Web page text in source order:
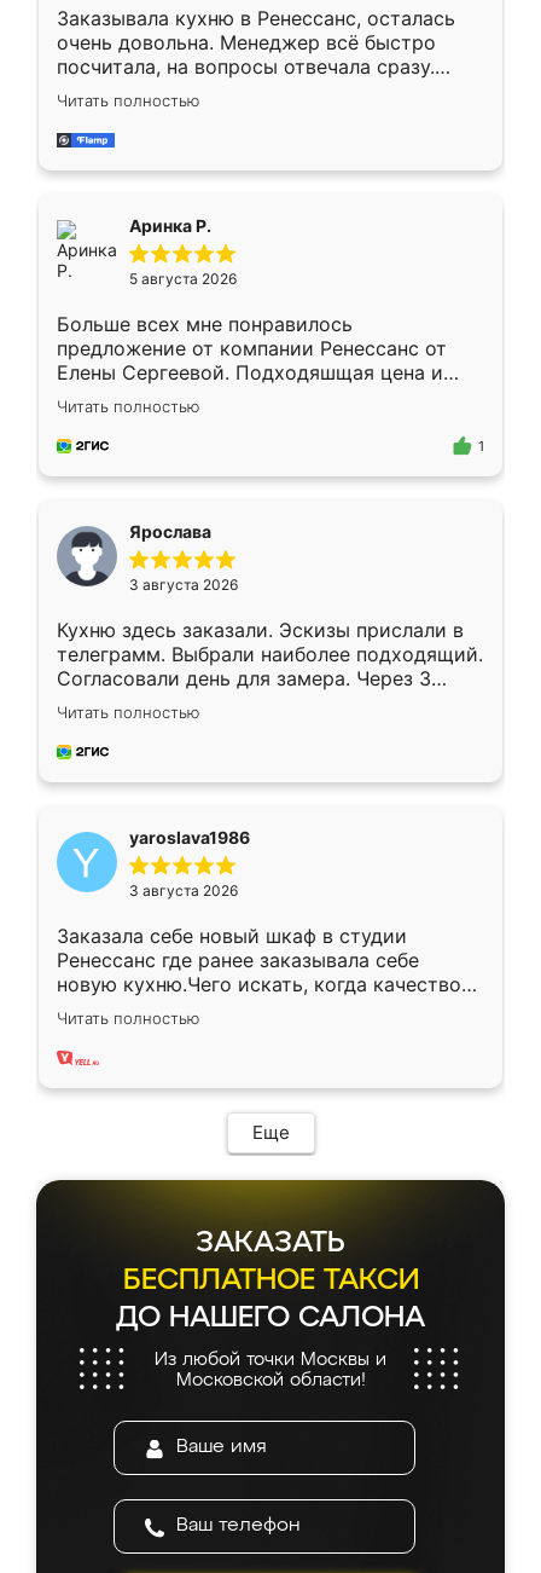
Заказывала кухню в Ренессанс, осталась
очень довольна. Менеджер всё быстро
посчитала, на вопросы отвечала сразу.
Замерщик приехал в субботу, подошёл к
делу со всей ответственностью. Собрали
за день, ребята работали аккуратно, даже
Читать полностью
Аринка Р.
5 августа 2026
Больше всех мне понравилось
предложение от компании Ренессанс от
Елены Сергеевой. Подходяшщая цена и
короткие сроки изготовления. Приехавший
для замера сотрудник Владислав
предложил по моему эскизу самый
Читать полностью
1
Ярослава
3 августа 2026
Кухню здесь заказали. Эскизы прислали в
телеграмм. Выбрали наиболее подходящий.
Согласовали день для замера. Через 3
недели кухня была уже готова. Остались
довольны работой. Спасибо Ренессанс
мебель за качественную работу!
Читать полностью
yaroslava1986
3 августа 2026
Заказала себе новый шкаф в студии
Ренессанс где ранее заказывала себе
новую кухню.Чего искать, когда качеством
вполне довольна. Служит кухня уже почти
два года, нареканий нет.
Читать полностью
Еще
ЗАКАЗАТЬ
БЕСПЛАТНОЕ ТАКСИ
ДО НАШЕГО САЛОНА
Из любой точки Москвы и
Московской области!